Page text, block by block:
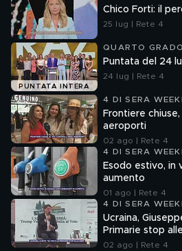
Chico Forti: il
25 lug | Rete 4
PUNTATA INTERA
QUARTO GRADO
Puntata del 24
24 lug | Rete 4
4 DI SERA
Frontiere
aeroporti
02 ago | Rete 4
4 DI SERA
Esodo estivo, in
aumento
01 ago | Rete 4
4 DI SERA
Ucraina,
Primarie stop
02 ago | Rete 4